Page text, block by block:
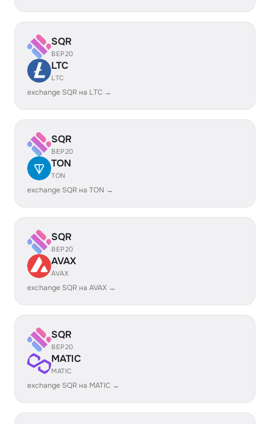
SQR
BEP20
LTC
LTC
exchange SQR на LTC →
SQR
BEP20
TON
TON
exchange SQR на TON →
SQR
BEP20
AVAX
AVAX
exchange SQR на AVAX →
SQR
BEP20
MATIC
MATIC
exchange SQR на MATIC →